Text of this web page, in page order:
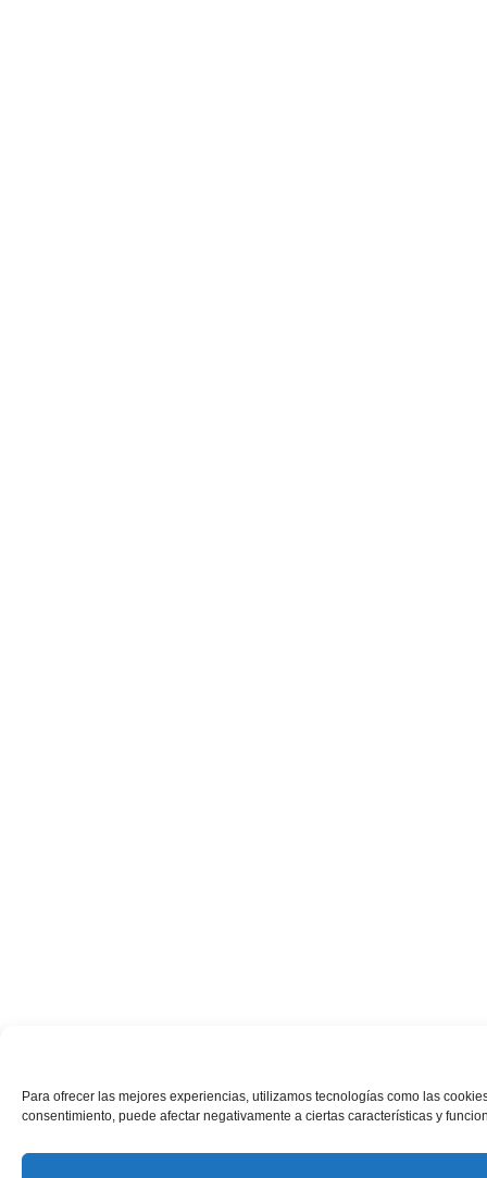
Para ofrecer las mejores experiencias, utilizamos tecnologías como las
consentimiento, puede afectar negativamente a ciertas características y